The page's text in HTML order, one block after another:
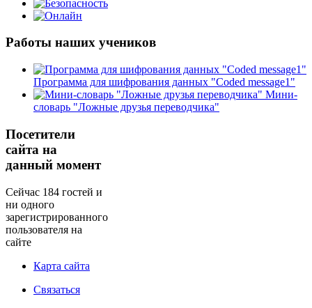
Работы наших учеников
Программа для шифрования данных "Coded message1"
Мини-
словарь "Ложные друзья переводчика"
Посетители
сайта на
данный момент
Сейчас 184 гостей и
ни одного
зарегистрированного
пользователя на
сайте
Карта сайта
Связаться